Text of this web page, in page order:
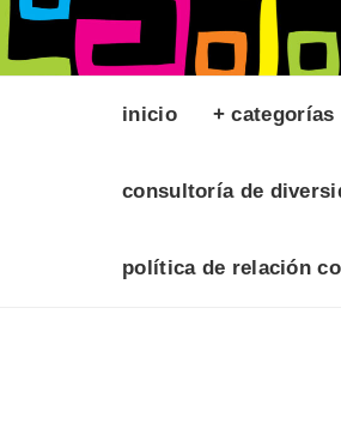
inicio + categorías
consultoría de
política de relación